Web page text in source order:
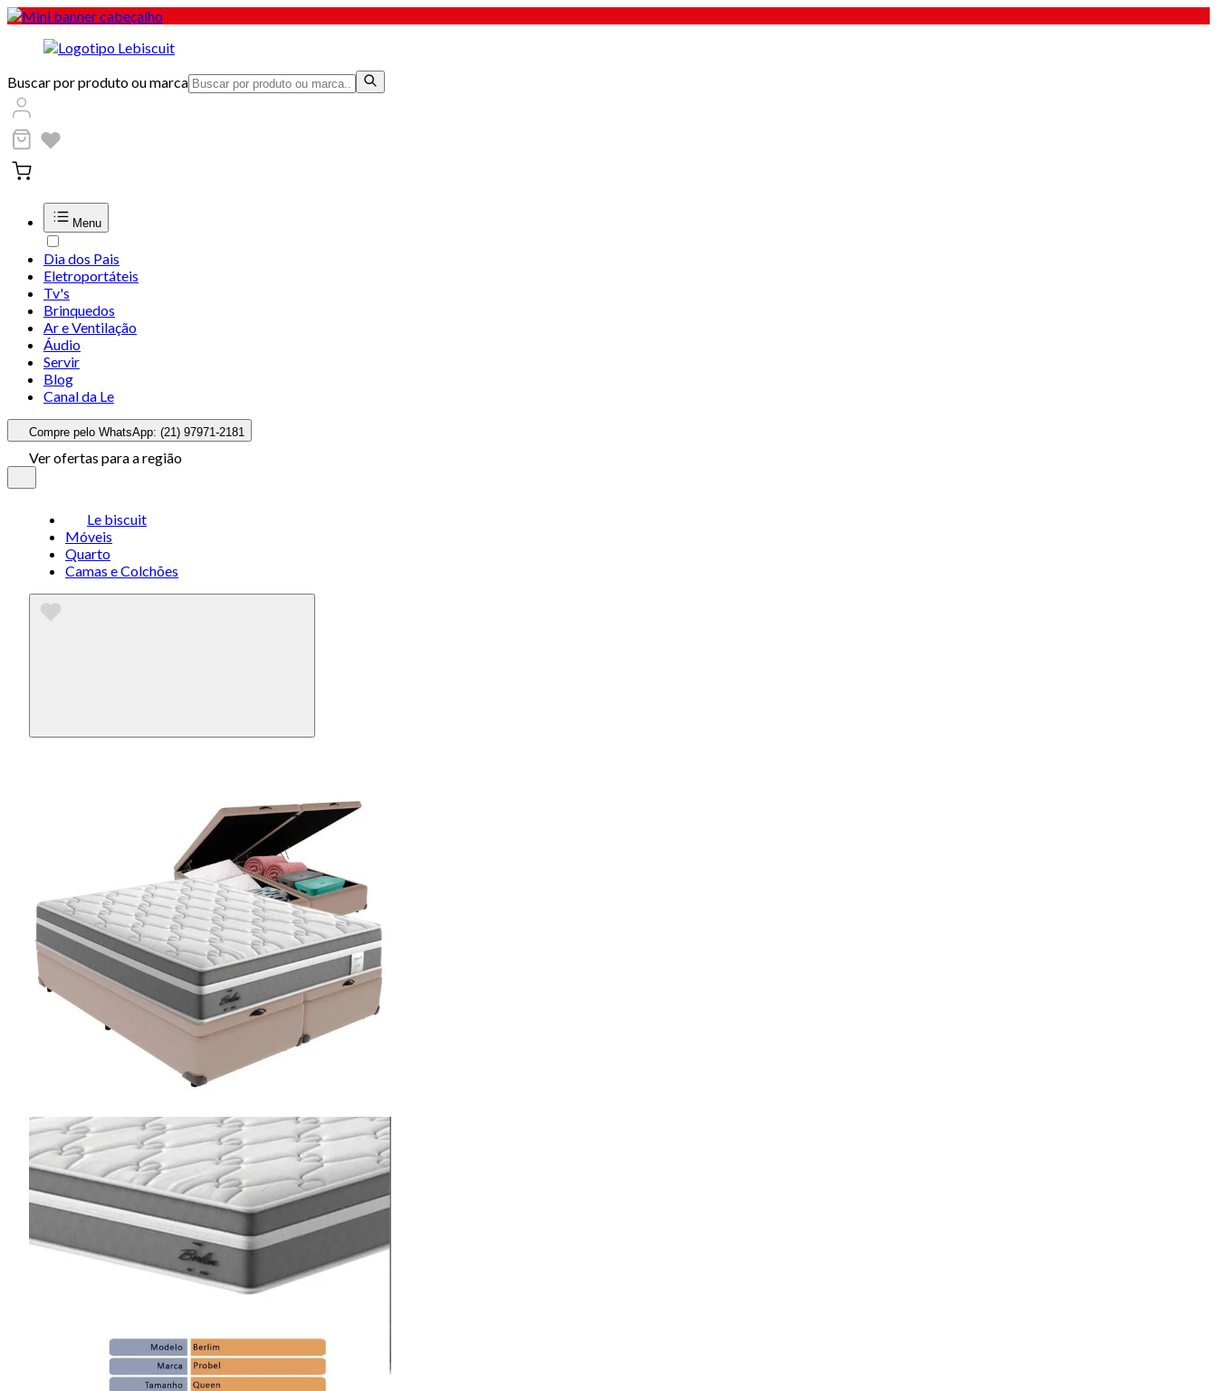
Buscar por produto ou marca
Menu
Dia dos Pais
Eletroportáteis
Tv's
Brinquedos
Ar e Ventilação
Áudio
Servir
Blog
Canal da Le
Compre pelo WhatsApp: (21) 97971-2181
Ver ofertas para a região
Le biscuit
Móveis
Quarto
Camas e Colchões